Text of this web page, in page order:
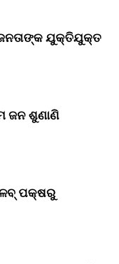
ଯୁକ୍ତିଯୁକ୍ତ
ଜନ ଶୁଣାଣି
ପକ୍ଷରୁ